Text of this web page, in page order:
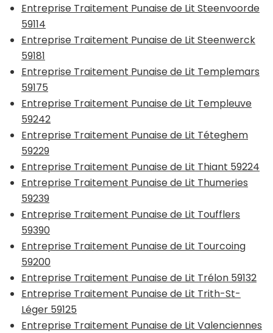
Entreprise Traitement Punaise de Lit Steenvoorde
59114
Entreprise Traitement Punaise de Lit Steenwerck
59181
Entreprise Traitement Punaise de Lit Templemars
59175
Entreprise Traitement Punaise de Lit Templeuve
59242
Entreprise Traitement Punaise de Lit Téteghem
59229
Entreprise Traitement Punaise de Lit Thiant 59224
Entreprise Traitement Punaise de Lit Thumeries
59239
Entreprise Traitement Punaise de Lit Toufflers
59390
Entreprise Traitement Punaise de Lit Tourcoing
59200
Entreprise Traitement Punaise de Lit Trélon 59132
Entreprise Traitement Punaise de Lit Trith-St-
Léger 59125
Entreprise Traitement Punaise de Lit Valenciennes